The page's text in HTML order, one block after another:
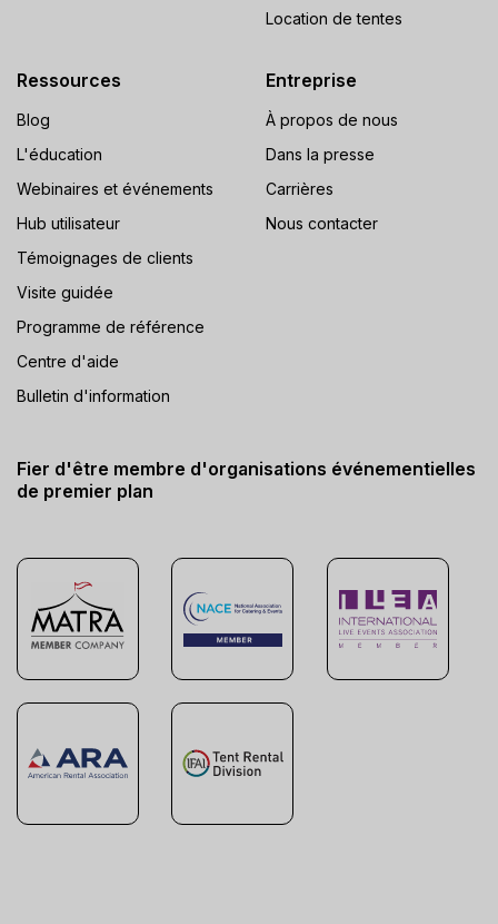
Location de tentes
Ressources
Blog
L'éducation
Webinaires et événements
Hub utilisateur
Témoignages de clients
Visite guidée
Programme de référence
Centre d'aide
Bulletin d'information
Entreprise
À propos de nous
Dans la presse
Carrières
Nous contacter
Fier d'être membre d'organisations événementielles
de premier plan